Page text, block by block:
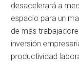
desacelerará a
espacio para un
de más
inversión
productividad